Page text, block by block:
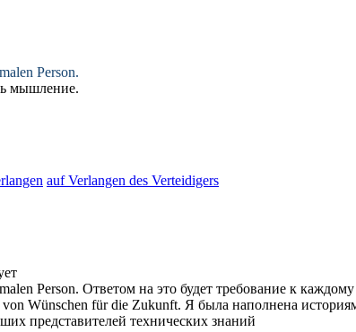
Person.
мышление.
auf Verlangen des Verteidigers
Person. Ответом на это будет требование к
von Wünschen für die Zukunft. Я была наполнена
представителей технических знаний